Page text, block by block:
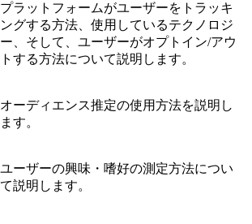
プラットフォームがユーザーをトラッキ
ングする方法、使用しているテクノロジ
ー、そして、ユーザーがオプトイン/アウ
トする方法について説明します。
オーディエンス推定の使用方法を説明し
ます。
ユーザーの興味・嗜好の測定方法につい
て説明します。